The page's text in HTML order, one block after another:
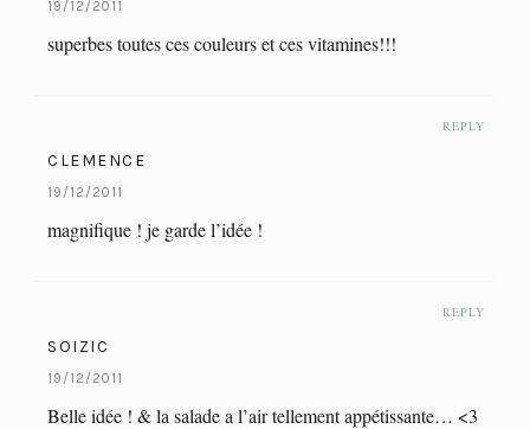
19/12/2011
superbes toutes ces couleurs et ces vitamines!!!
REPLY
CLEMENCE
19/12/2011
magnifique ! je garde l’idée !
REPLY
SOIZIC
19/12/2011
Belle idée ! & la salade a l’air tellement appétissante… <3